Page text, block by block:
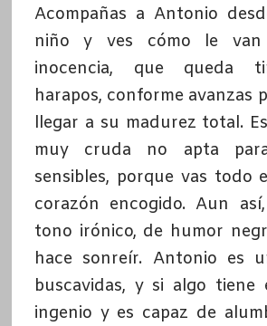
Acompañas a Antonio
niño y ves cómo le van
inocencia, que queda
harapos, conforme avanzas
llegar a su madurez total.
muy cruda no apta para
sensibles, porque vas todo
corazón encogido. Aun
tono irónico, de humor
hace sonreír. Antonio es
buscavidas, y si algo tiene
ingenio y es capaz de